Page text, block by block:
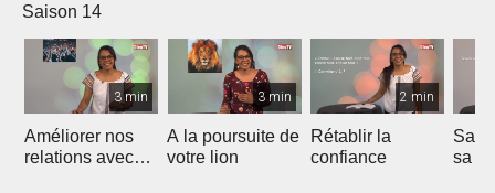
Saison 14
3 min
Améliorer nos
relations avec
3 min
A la poursuite de
votre lion
2 min
Rétablir la
confiance
sa